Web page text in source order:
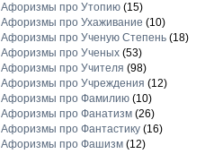
Афоризмы про Утопию(15)
Афоризмы про Ухаживание (10)
Афоризмы про Ученую Степень(18)
Афоризмы про Ученых(53)
Афоризмы про Учителя (98)
Афоризмы про Учреждения (12)
Афоризмы про Фамилию(10)
Афоризмы про Фанатизм(26)
Афоризмы про Фантастику(16)
Афоризмы про Фашизм(12)